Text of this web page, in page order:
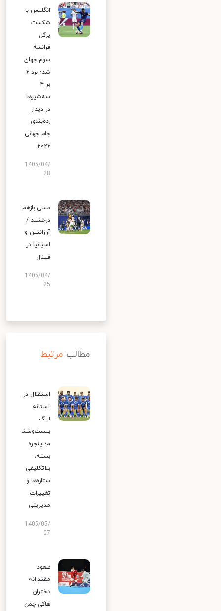
انگلیس با
شکست
پرگل
فرانسه
سوم جهان
شد؛ برد ۶
بر ۴
سه‌شیرها
در دیدار
رده‌بندی
جام جهانی
۲۰۲۶
1405/04/
28
مسی بازهم
درخشید /
آرژانتین و
اسپانیا در
فینال
1405/04/
25
مطالب مرتبط
استقلال در
آستانه
لیگ
بیست‌وشش
م؛ پنجره
بسته،
بلاتکلیفی
ستاره‌ها و
تغییرات
مدیریتی
1405/05/
07
صعود
مقتدرانه
دختران
هاکی چمن